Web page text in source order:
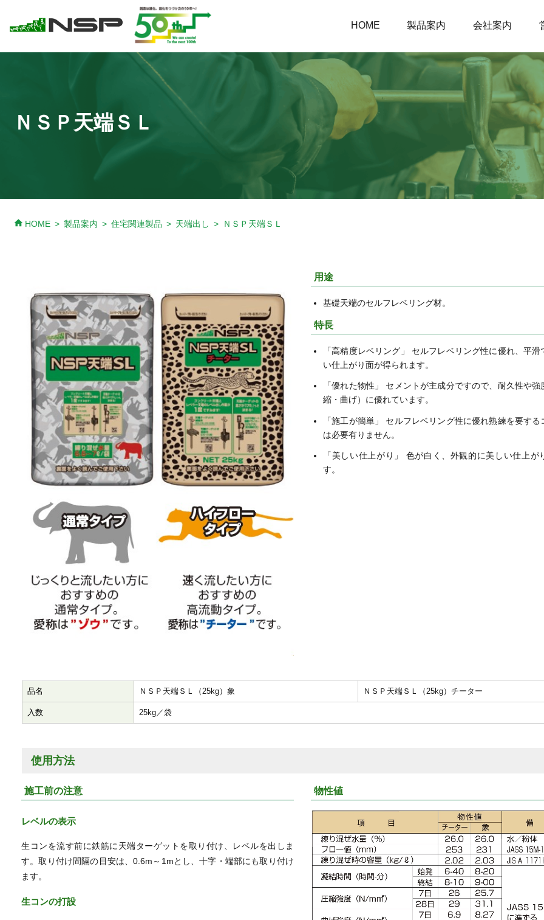
HOME 製品案内 会社案内
ＮＳＰ天端ＳＬ
home HOME 製品案内 住宅関連製品 天端出し ＮＳＰ天端ＳＬ
用途
基礎天端のセルフレベリング材。
特長
「高精度レベリング」 セルフレベリング性に優れ、平滑
い仕上がり面が得られます。
「優れた物性」 セメントが主成分ですので、耐久性や強
縮・曲げ）に優れています。
「施工が簡単」 セルフレベリング性に優れ熟練を要する
は必要有りません。
「美しい仕上がり」 色が白く、外観的に美しい仕上が
す。
品名 ＮＳＰ天端ＳＬ（25kg）象 ＮＳＰ天端ＳＬ（25kg）チーター
入数 25kg／袋
使用方法
施工前の注意
レベルの表示
生コンを流す前に鉄筋に天端ターゲットを取り付け、レベルを出しま
す。取り付け間隔の目安は、0.6m～1mとし、十字・端部にも取り付け
ます。
生コンの打設
物性値